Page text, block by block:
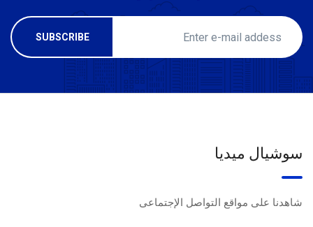
سوشيال ميديا
شاهدنا على مواقع التواصل الإجتماعى